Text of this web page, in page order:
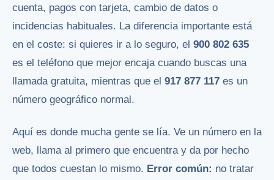
cuenta, pagos con tarjeta, cambio de datos o
incidencias habituales. La diferencia importante está
en el coste: si quieres ir a lo seguro, el 900 802 635
es el teléfono que mejor encaja cuando buscas una
llamada gratuita, mientras que el 917 877 117 es un
número geográfico normal.
Aquí es donde mucha gente se lía. Ve un número en la
web, llama al primero que encuentra y da por hecho
que todos cuestan lo mismo. Error común: no tratar